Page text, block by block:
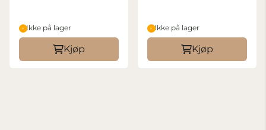
Ikke på lager
Kjøp
Ikke på lager
Kjøp